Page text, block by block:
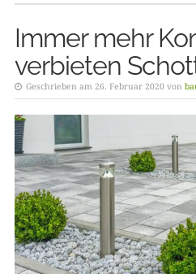
Immer mehr
verbieten
Geschrieben am 26. Februar 2020 von